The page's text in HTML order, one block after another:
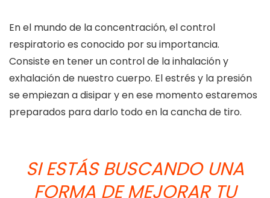
En el mundo de la concentración, el control
respiratorio es conocido por su importancia.
Consiste en tener un control de la inhalación y
exhalación de nuestro cuerpo. El estrés y la presión
se empiezan a disipar y en ese momento estaremos
preparados para darlo todo en la cancha de tiro.
SI ESTÁS BUSCANDO UNA
FORMA DE MEJORAR TU